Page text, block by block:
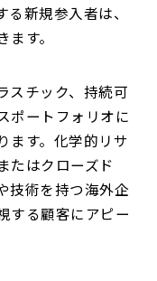
新規参入者は、
す。
スチック、持続可
ポートフォリオに
ます。化学的リサ
たはクローズド
技術を持つ海外企
する顧客にアピー